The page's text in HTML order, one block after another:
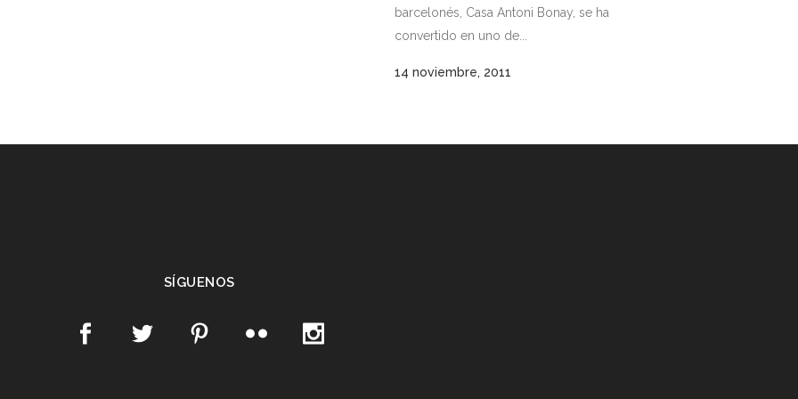
barcelonés, Casa Antoni Bonay, se ha
convertido en uno de...
14 noviembre, 2011
SÍGUENOS